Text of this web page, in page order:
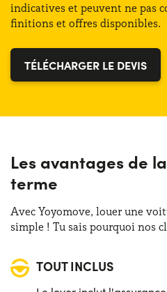
Classe énergétique : A
indicatives et peuvent ne pas
finitions et offres disponibles.
TÉLÉCHARGER LE DEVIS
Les avantages de
terme
Avec Yoyomove, louer une
simple ! Tu sais pourquoi nos
TOUT INCLUS